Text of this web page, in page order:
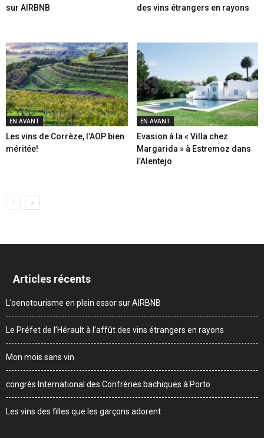
sur AIRBNB
des vins étrangers en rayons
EN AVANT
Les vins de Corrèze, l’AOP bien
méritée!
EN AVANT
Evasion à la « Villa chez
Margarida » à Estremoz dans
l’Alentejo
Articles récents
L’oenotourisme en plein essor sur AIRBNB
Le Préfet de l’Hérault à l’affût des vins étrangers en rayons
Mon mois sans vin
congrès International des Confréries bachiques à Porto
Les vins des filles que les garçons adorent